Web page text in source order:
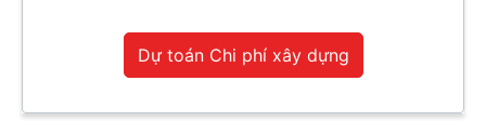
Dự toán Chi phí xây dựng